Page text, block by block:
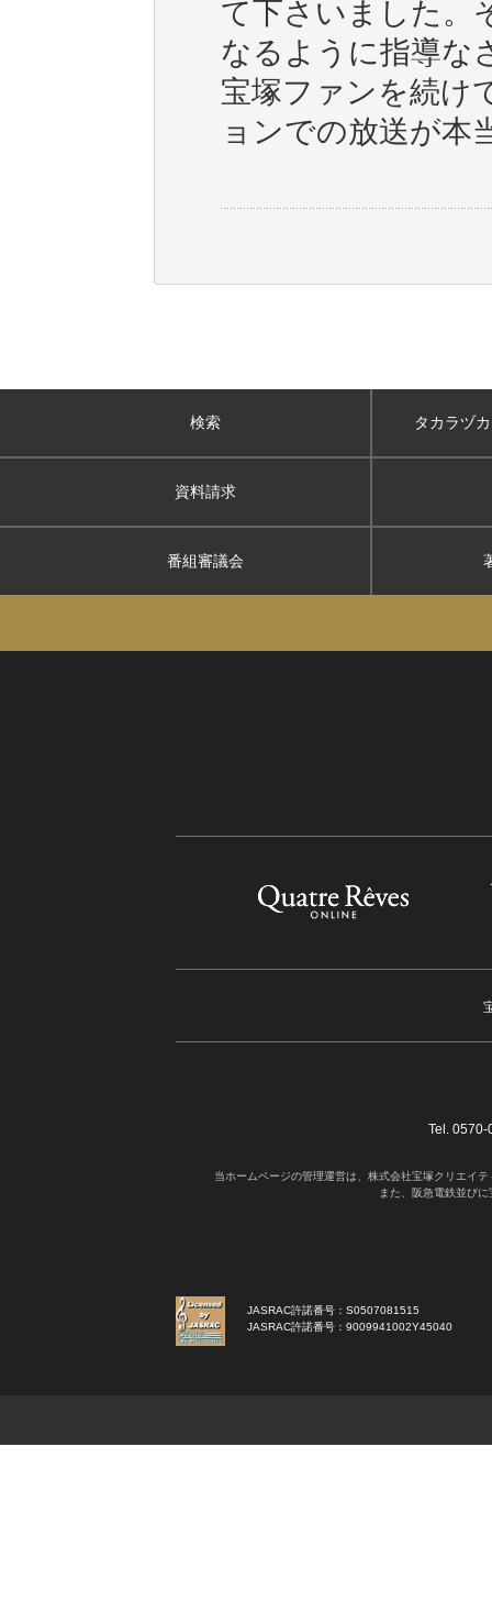
て下さいました。
なるように指導な
宝塚ファンを続け
ョンでの放送が本
検索 タカラヅ
資料請求
番組審議会
Tel.
当ホームページの管理運営は、株式会社宝塚クリエイ
また、阪急電鉄並び
JASRAC許諾番号：S0507081515
JASRAC許諾番号：9009941002Y45040